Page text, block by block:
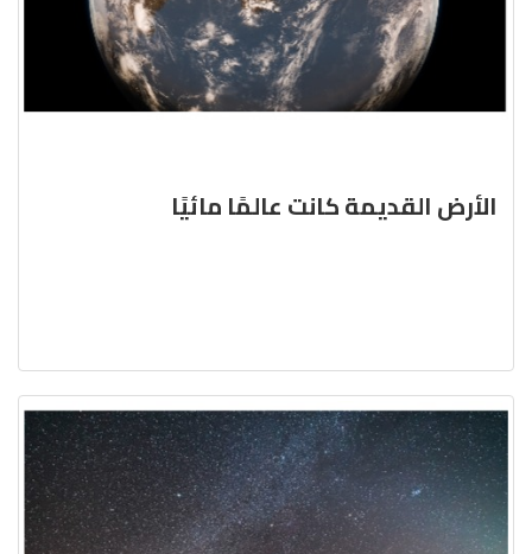
الأرض القديمة كانت عالمًا مائيًا